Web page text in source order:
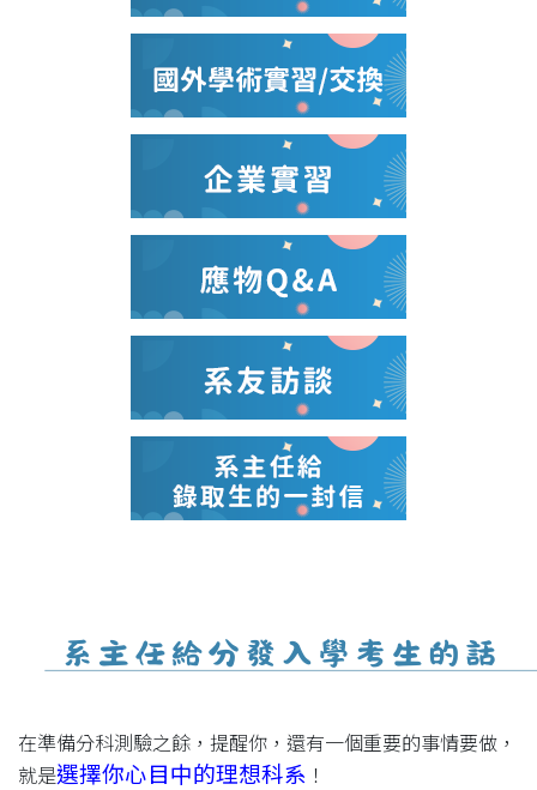
在準備分科測驗之餘，提醒你，還有一個重要的事情要做，
就是選擇你心目中的理想科系 ！